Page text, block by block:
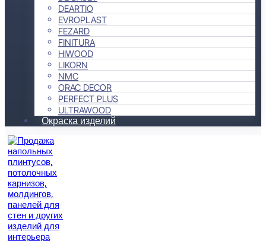
DEARTIO
EVROPLAST
FEZARD
FINITURA
HIWOOD
LIKORN
NMC
ORAC DECOR
PERFECT PLUS
ULTRAWOOD
Окраска изделий